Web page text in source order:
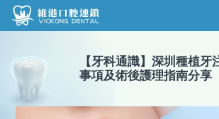
維港首頁
【 牙科通識】 深圳種植牙
事項及術後護理指南分享